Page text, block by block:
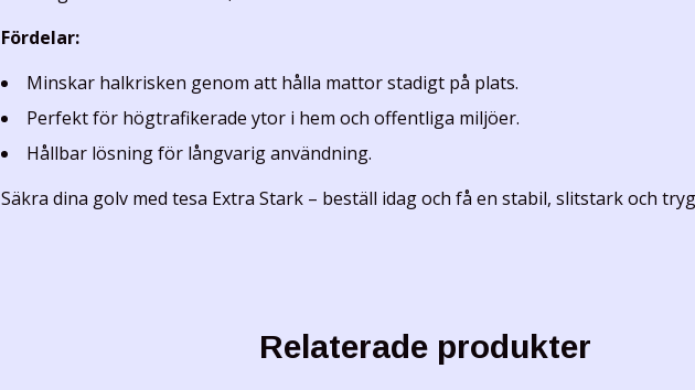
Fördelar:
Minskar halkrisken genom att hålla mattor stadigt på plats.
Perfekt för högtrafikerade ytor i hem och offentliga miljöer.
Hållbar lösning för långvarig användning.
Säkra dina golv med tesa Extra Stark – beställ idag och få en stabil, slitstark och
Relaterade produkter